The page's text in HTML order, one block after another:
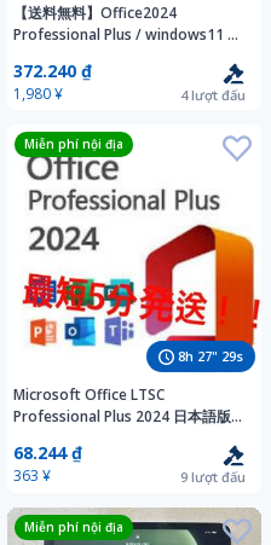
【送料無料】Office2024
Professional Plus / windows11 &
認証可
372.240 ₫
1,980 ¥ 4lượt đấu
8h 27" 27s
Miễn phí nội địa
Microsoft Office LTSC
Professional Plus 2024 日本語版オ
Plus 永続版 認証保証
68.244 ₫
363 ¥ 9 lượt đấu
Miễn phí nội địa